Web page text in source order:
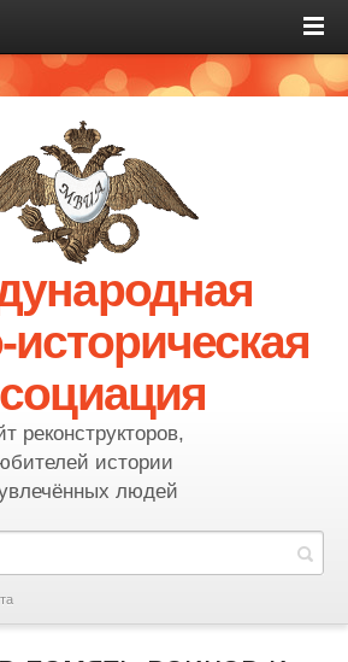
реконструкторов,
истории
людей